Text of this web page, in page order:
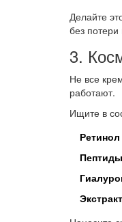
Делайте
без потери
3.
Не все
работают.
Ищите в
Ретинол
Пептиды